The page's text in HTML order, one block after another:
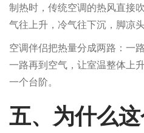
制热时，传统空调的热风直接
气往上升，冷气往下沉，脚凉头
空调伴侣把热量分成两路：一
一路再到空气，让室温整体上
一个台阶。
五、为什么